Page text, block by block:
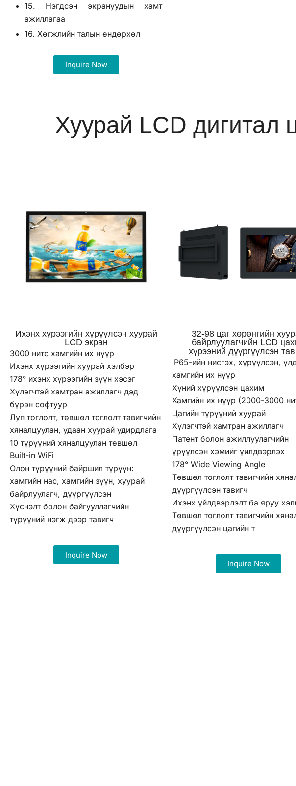
15. Нэгдсэн экрануудын хамт
ажиллагаа
16. Хөгжлийн талын өндөрхөл
Inquire Now
Хуурай LCD дигитал
Ихэнх хүрээгийн хүрүүлсэн хуурай
LCD экран
3000 нитс хамгийн их нүүр
Ихэнх хүрээгийн хуурай хэлбэр
178° ихэнх хүрээгийн зүүн хэсэг
Хүлэгчтэй хамтран ажиллагч дэд
бүрэн софтуур
Луп тоглолт, төвшөл тоглолт тавигчийн
хяналцуулан, удаан хуурай удирдлага
10 түрүүний хяналцуулан төвшөл
Built-in WiFi
Олон түрүүний байршил түрүүн:
хамгийн нас, хамгийн зүүн, хуурай
байрлуулагч, дүүргүүлсэн
Хүснэлт болон байгууллагчийн
түрүүний нэгж дээр тавигч
Inquire Now
32-98 цаг хөрөнгийн
байрлуулагчийн LCD
хүрээний дүүргүүлсэн
IP65-ийн нисгэх, хүрүүлсэн,
хамгийн их нүүр
Хүний хүрүүлсэн цахим
Хамгийн их нүүр (2000-3000
Цагийн түрүүний хуурай
Хүлэгчтэй хамтран ажиллагч
Патент болон ажиллуулагчийн
үрүүлсэн хэмийг үйлдвэрлэх
178° Wide Viewing Angle
Төвшөл тоглолт тавигчийн
дүүргүүлсэн тавигч
Ихэнх үйлдвэрлэлт ба яруу
Төвшөл тоглолт тавигчийн
дүүргүүлсэн цагийн т
Inquire Now